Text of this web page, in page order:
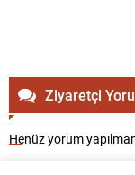
Ziyaretçi
Henüz yorum